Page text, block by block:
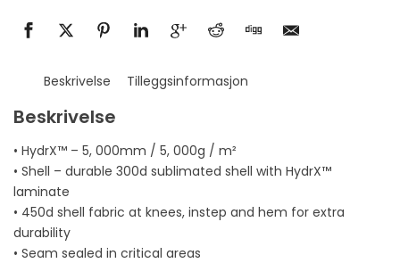
Beskrivelse Tilleggsinformasjon
Beskrivelse
• HydrX™ – 5, 000mm / 5, 000g / m²
• Shell – durable 300d sublimated shell with HydrX™
laminate
• 450d shell fabric at knees, instep and hem for extra
durability
• Seam sealed in critical areas